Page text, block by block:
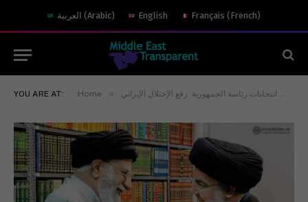
العربية (Arabic) English Français (French)
YOU ARE AT: Home » عنوان وحيد لخوض انتخابات رئاسة الجمهورية: رفع الإحتلال الإيراني